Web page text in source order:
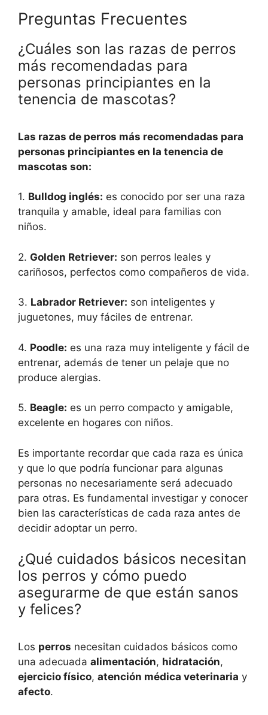
Preguntas Frecuentes
¿Cuáles son las razas de perros
más recomendadas para
personas principiantes en la
tenencia de mascotas?
Las razas de perros más recomendadas para
personas principiantes en la tenencia de
mascotas son:
1. Bulldog inglés: es conocido por ser una raza
tranquila y amable, ideal para familias con
niños.
2. Golden Retriever: son perros leales y
cariñosos, perfectos como compañeros de vida.
3. Labrador Retriever: son inteligentes y
juguetones, muy fáciles de entrenar.
4. Poodle: es una raza muy inteligente y fácil de
entrenar, además de tener un pelaje que no
produce alergias.
5. Beagle: es un perro compacto y amigable,
excelente en hogares con niños.
Es importante recordar que cada raza es única
y que lo que podría funcionar para algunas
personas no necesariamente será adecuado
para otras. Es fundamental investigar y conocer
bien las características de cada raza antes de
decidir adoptar un perro.
¿Qué cuidados básicos necesitan
los perros y cómo puedo
asegurarme de que están sanos
y felices?
Los perros necesitan cuidados básicos como
una adecuada alimentación, hidratación,
ejercicio físico, atención médica veterinaria y
afecto.